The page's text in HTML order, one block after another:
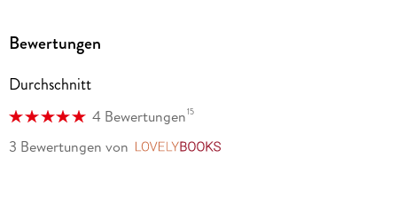
Lehrerin. Heute lebt sie als freie Schriftstellerin in Sussex.
erfolgreiche Bilderbücher, darunter den internationalen
Beststeller »Der Grüffelo«.
Bewertungen
Durchschnitt
4 Bewertungen15
3 Bewertungen von